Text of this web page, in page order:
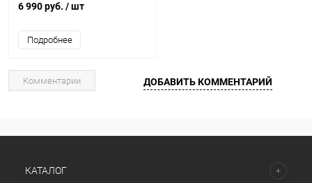
6 990 руб. / шт
Подробнее
Комментарии ДОБАВИТЬ КОММЕНТАРИЙ
КАТАЛОГ